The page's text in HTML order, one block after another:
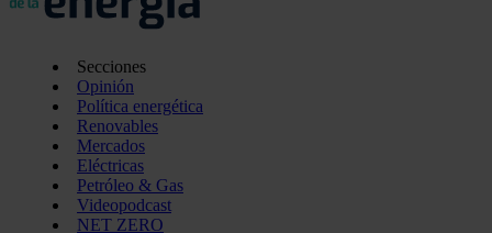
Secciones
Opinión
Política energética
Renovables
Mercados
Eléctricas
Petróleo & Gas
Videopodcast
NET ZERO